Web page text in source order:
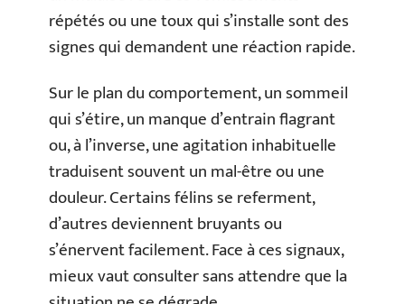
répétés ou une toux qui s’installe sont des
signes qui demandent une réaction rapide.
Sur le plan du comportement, un sommeil
qui s’étire, un manque d’entrain flagrant
ou, à l’inverse, une agitation inhabituelle
traduisent souvent un mal-être ou une
douleur. Certains félins se referment,
d’autres deviennent bruyants ou
s’énervent facilement. Face à ces signaux,
mieux vaut consulter sans attendre que la